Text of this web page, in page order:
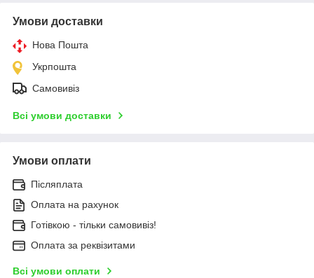
Умови доставки
Нова Пошта
Укрпошта
Самовивіз
Всі умови доставки
Умови оплати
Післяплата
Оплата на рахунок
Готівкою - тільки самовивіз!
Оплата за реквізитами
Всі умови оплати